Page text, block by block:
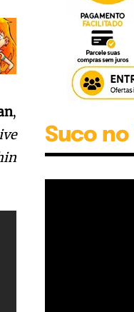
,
Suco no